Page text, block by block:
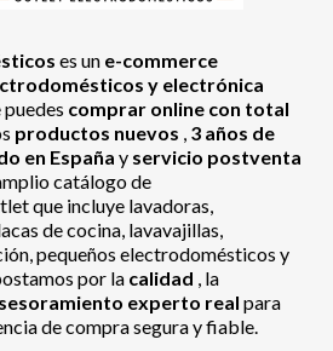
es un e-commerce
y electrónica
puedes comprar online con total
productos nuevos , 3 años de
en España y servicio postventa
catálogo de
que incluye lavadoras,
de cocina, lavavajillas,
pequeños electrodomésticos y
por la calidad , la
experto real para
de compra segura y fiable.